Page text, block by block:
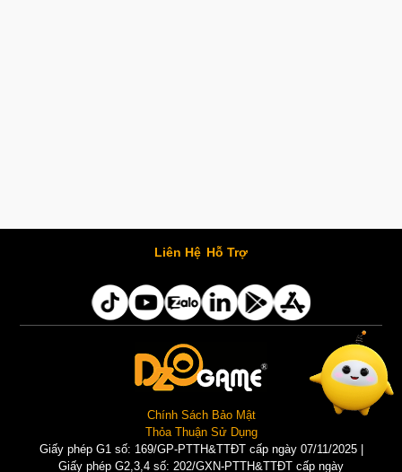
Liên Hệ Hỗ Trợ
Chính Sách Bảo Mật
Thỏa Thuận Sử Dụng
Giấy phép G1 số: 169/GP-PTTH&TTĐT cấp ngày 07/11/2025 |
Giấy phép G2,3,4 số: 202/GXN-PTTH&TTĐT cấp ngày